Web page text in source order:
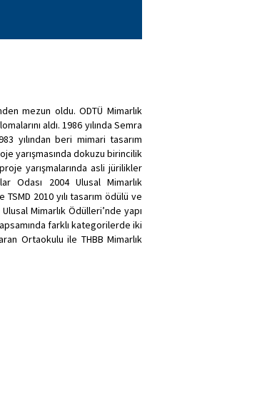
mezun oldu. ODTÜ Mimarlık
aldı. 1986 yılında Semra
yılından beri mimari tasarım
yarışmasında dokuzu birincilik
yarışmalarında asli jürilikler
Odası 2004 Ulusal Mimarlık
2010 yılı tasarım ödülü ve
Mimarlık Ödülleri’nde yapı
farklı kategorilerde iki
Ortaokulu ile THBB Mimarlık